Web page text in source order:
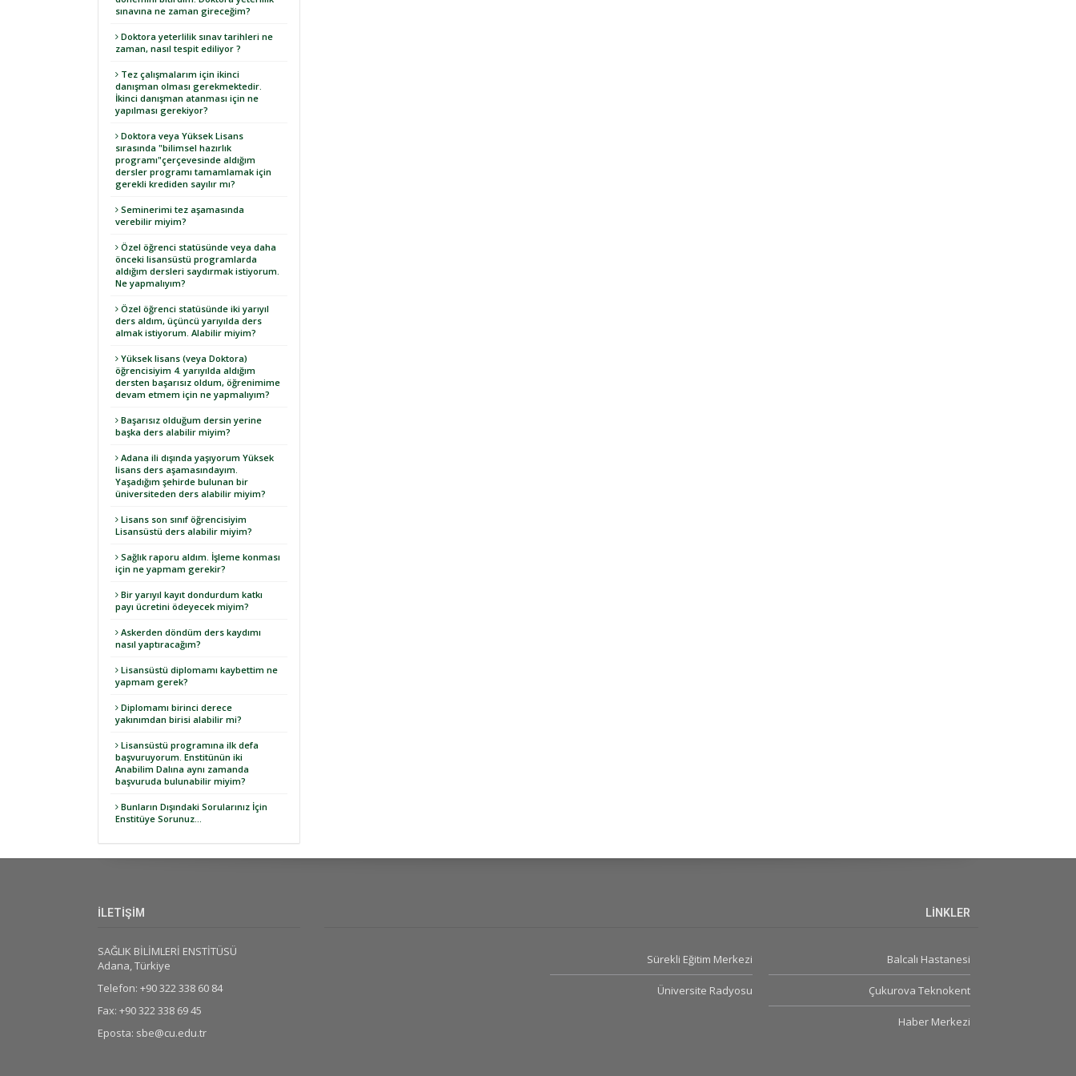
sınavına ne zaman gireceğim?
Doktora yeterlilik sınav tarihleri ne
zaman, nasıl tespit ediliyor ?
Tez çalışmalarım için ikinci
danışman olması gerekmektedir.
İkinci danışman atanması için ne
yapılması gerekiyor?
Doktora veya Yüksek Lisans
sırasında "bilimsel hazırlık
programı"çerçevesinde aldığım
dersler programı tamamlamak için
gerekli krediden sayılır mı?
Seminerimi tez aşamasında
verebilir miyim?
Özel öğrenci statüsünde veya daha
önceki lisansüstü programlarda
aldığım dersleri saydırmak istiyorum.
Ne yapmalıyım?
Özel öğrenci statüsünde iki yarıyıl
ders aldım, üçüncü yarıyılda ders
almak istiyorum. Alabilir miyim?
Yüksek lisans (veya Doktora)
öğrencisiyim 4. yarıyılda aldığım
dersten başarısız oldum, öğrenimime
devam etmem için ne yapmalıyım?
Başarısız olduğum dersin yerine
başka ders alabilir miyim?
Adana ili dışında yaşıyorum Yüksek
lisans ders aşamasındayım.
Yaşadığım şehirde bulunan bir
üniversiteden ders alabilir miyim?
Lisans son sınıf öğrencisiyim
Lisansüstü ders alabilir miyim?
Sağlık raporu aldım. İşleme konması
için ne yapmam gerekir?
Bir yarıyıl kayıt dondurdum katkı
payı ücretini ödeyecek miyim?
Askerden döndüm ders kaydımı
nasıl yaptıracağım?
Lisansüstü diplomamı kaybettim ne
yapmam gerek?
Diplomamı birinci derece
yakınımdan birisi alabilir mi?
Lisansüstü programına ilk defa
başvuruyorum. Enstitünün iki
Anabilim Dalına aynı zamanda
başvuruda bulunabilir miyim?
Bunların Dışındaki Sorularınız İçin
Enstitüye Sorunuz...
İLETİŞİM
SAĞLIK BİLİMLERİ ENSTİTÜSÜ
Adana, Türkiye
Telefon: +90 322 338 60 84
Fax: +90 322 338 69 45
Eposta: sbe@cu.edu.tr
LİNKLER
Balcalı Hastanesi
Çukurova Teknokent
Haber Merkezi
Sürekli Eğitim Merkezi
Üniversite Radyosu